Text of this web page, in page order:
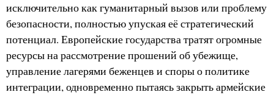
исключительно как гуманитарный вызов или проблему
безопасности, полностью упуская её стратегический
потенциал. Европейские государства тратят огромные
ресурсы на рассмотрение прошений об убежище,
управление лагерями беженцев и споры о политике
интеграции, одновременно пытаясь закрыть армейские